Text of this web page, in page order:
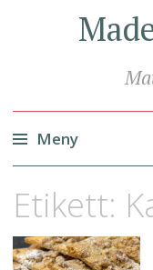
Meny
till
Etikett: